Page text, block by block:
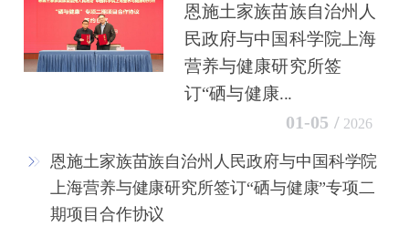
恩施土家族苗族自治州人
民政府与中国科学院上海
营养与健康研究所签
订“硒与健康...
01-05 / 2026
恩施土家族苗族自治州人民政府与中国科学院
上海营养与健康研究所签订“硒与健康”专项二
期项目合作协议